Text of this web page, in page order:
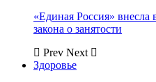
«Единая Россия»
закона о занятости
Prev Next
Здоровье